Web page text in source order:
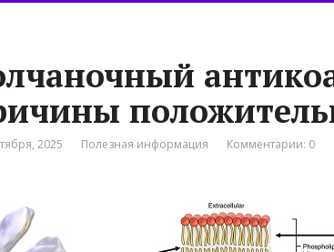
2025 Полезная информация Комментарии: 0